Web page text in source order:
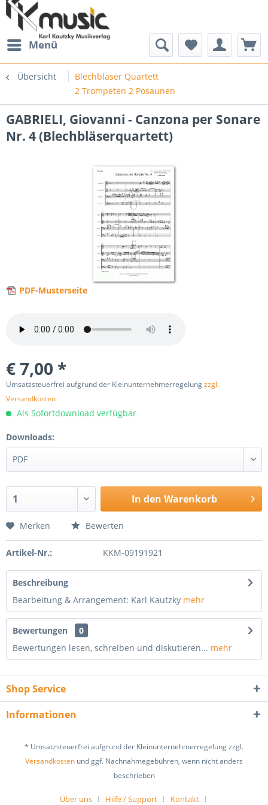
Menü
Übersicht
Blechbläser Quartett
2 Trompeten 2 Posaunen
GABRIELI, Giovanni - Canzona per Sonare
Nr. 4 (Blechbläserquartett)
PDF-Musterseite
€ 7,00 *
Umsatzsteuerfrei aufgrund der Kleinunternehmerregelungzzgl.
Versandkosten
Als Sofortdownload verfügbar
Downloads:
In den Warenkorb
Merken Bewerten
Artikel-Nr.: KKM-09191921
Beschreibung
Bearbeitung & Arrangement: Karl Kautzky mehr
Bewertungen
0
Bewertungen lesen, schreiben und diskutieren... mehr
Shop Service
Informationen
* Umsatzsteuerfrei aufgrund der Kleinunternehmerregelung zzgl.
Versandkosten und ggf. Nachnahmegebühren, wenn nicht anders
beschrieben
Über uns Hilfe / Support Kontakt